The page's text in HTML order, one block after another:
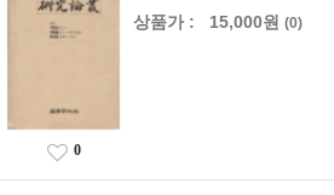
상품가 : 15,000원 (0)
0